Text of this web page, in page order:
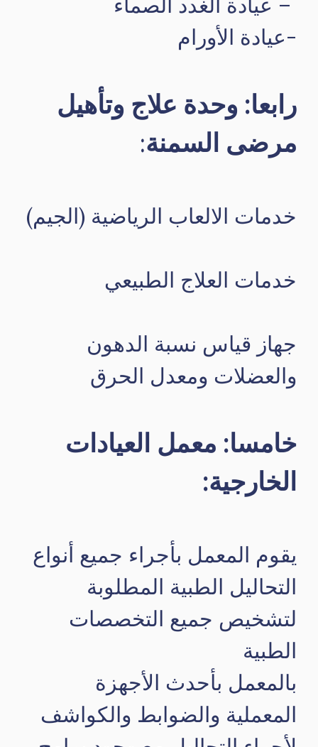
-عيادة الأورام
رابعا: وحدة علاج وتأهيل
مرضى السمنة:
خدمات الالعاب الرياضية (الجيم)
خدمات العلاج الطبيعي
جهاز قياس نسبة الدهون
والعضلات ومعدل الحرق
خامسا: معمل العيادات
الخارجية:
يقوم المعمل بأجراء جميع أنواع
التحاليل الطبية المطلوبة
لتشخيص جميع التخصصات
الطبية
بالمعمل بأحدث الأجهزة
المعملية والضوابط والكواشف